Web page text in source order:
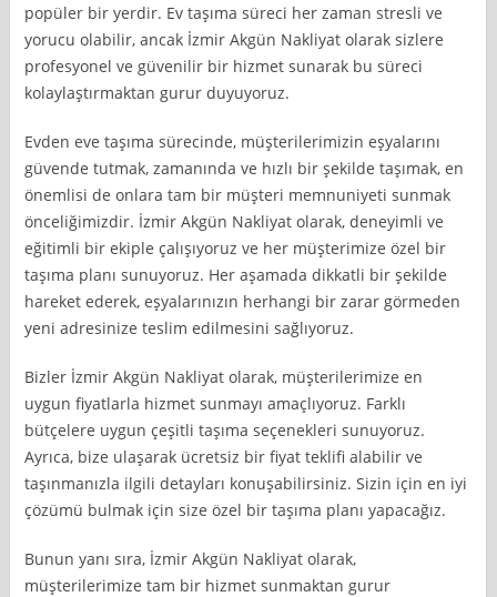
popüler bir yerdir. Ev taşıma süreci her zaman stresli ve
yorucu olabilir, ancak İzmir Akgün Nakliyat olarak sizlere
profesyonel ve güvenilir bir hizmet sunarak bu süreci
kolaylaştırmaktan gurur duyuyoruz.
Evden eve taşıma sürecinde, müşterilerimizin eşyalarını
güvende tutmak, zamanında ve hızlı bir şekilde taşımak, en
önemlisi de onlara tam bir müşteri memnuniyeti sunmak
önceliğimizdir. İzmir Akgün Nakliyat olarak, deneyimli ve
eğitimli bir ekiple çalışıyoruz ve her müşterimize özel bir
taşıma planı sunuyoruz. Her aşamada dikkatli bir şekilde
hareket ederek, eşyalarınızın herhangi bir zarar görmeden
yeni adresinize teslim edilmesini sağlıyoruz.
Bizler İzmir Akgün Nakliyat olarak, müşterilerimize en
uygun fiyatlarla hizmet sunmayı amaçlıyoruz. Farklı
bütçelere uygun çeşitli taşıma seçenekleri sunuyoruz.
Ayrıca, bize ulaşarak ücretsiz bir fiyat teklifi alabilir ve
taşınmanızla ilgili detayları konuşabilirsiniz. Sizin için en iyi
çözümü bulmak için size özel bir taşıma planı yapacağız.
Bunun yanı sıra, İzmir Akgün Nakliyat olarak,
müşterilerimize tam bir hizmet sunmaktan gurur